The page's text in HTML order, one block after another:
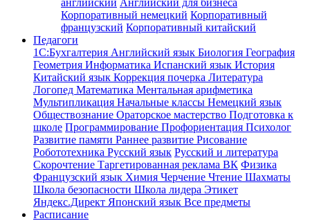
английский Английский для бизнеса
Корпоративный немецкий Корпоративный
французский Корпоративный китайский
Педагоги
1С:Бухгалтерия Английский язык Биология География
Геометрия Информатика Испанский язык История
Китайский язык Коррекция почерка Литература
Логопед Математика Ментальная арифметика
Мультипликация Начальные классы Немецкий язык
Обществознание Ораторское мастерство Подготовка к
школе Программирование Профориентация Психолог
Развитие памяти Раннее развитие Рисование
Робототехника Русский язык Русский и литература
Скорочтение Таргетированная реклама ВК Физика
Французский язык Химия Черчение Чтение Шахматы
Школа безопасности Школа лидера Этикет
Яндекс.Директ Японский язык Все предметы
Расписание